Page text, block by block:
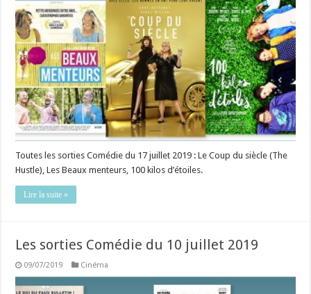
Toutes les sorties Comédie du 17 juillet 2019 : Le Coup du siècle (The
Hustle), Les Beaux menteurs, 100 kilos d’étoiles.
Lire la suite »
Les sorties Comédie du 10 juillet 2019
09/07/2019 Cinéma